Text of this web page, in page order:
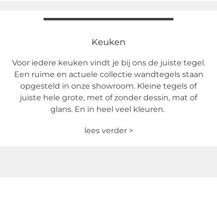
Keuken
Voor iedere keuken vindt je bij ons de juiste tegel.
Een ruime en actuele collectie wandtegels staan
opgesteld in onze showroom. Kleine tegels of
juiste hele grote, met of zonder dessin, mat of
glans. En in heel veel kleuren.
lees verder >